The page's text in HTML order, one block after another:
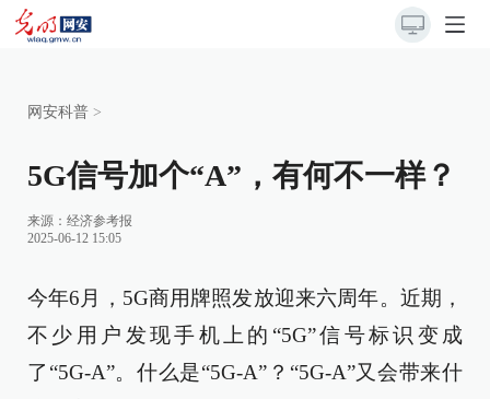
网安科普 >
5G信号加个“A”，有何不一样？
来源： 经济参考报
2025-06-12 15:05
今年6月，5G商用牌照发放迎来六周年。近期，
不少用户发现手机上的“5G”信号标识变成
了“5G-A”。什么是“5G-A”？“5G-A”又会带来什